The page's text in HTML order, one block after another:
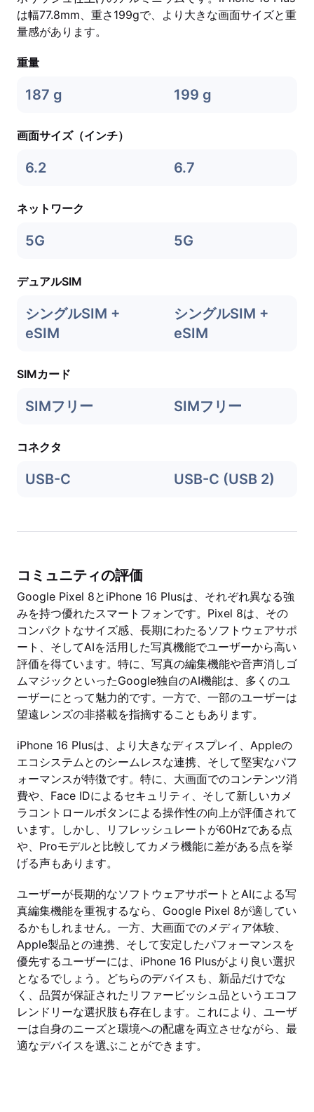
は幅77.8mm、重さ199gで、より大きな画面サイズと重
量感があります。
重量
187 g 199 g
画面サイズ（インチ）
6.2 6.7
ネットワーク
5G 5G
デュアルSIM
シングルSIM +
eSIM
シングルSIM +
eSIM
SIMカード
SIMフリー SIMフリー
コネクタ
USB-C USB-C (USB 2)
コミュニティの評価
Google Pixel 8とiPhone 16 Plusは、それぞれ異なる強
みを持つ優れたスマートフォンです。Pixel 8は、その
コンパクトなサイズ感、長期にわたるソフトウェアサポ
ート、そしてAIを活用した写真機能でユーザーから高い
評価を得ています。特に、写真の編集機能や音声消しゴ
ムマジックといったGoogle独自のAI機能は、多くのユ
ーザーにとって魅力的です。一方で、一部のユーザーは
望遠レンズの非搭載を指摘することもあります。
iPhone 16 Plusは、より大きなディスプレイ、Appleの
エコシステムとのシームレスな連携、そして堅実なパフ
ォーマンスが特徴です。特に、大画面でのコンテンツ消
費や、Face IDによるセキュリティ、そして新しいカメ
ラコントロールボタンによる操作性の向上が評価されて
います。しかし、リフレッシュレートが60Hzである点
や、Proモデルと比較してカメラ機能に差がある点を挙
げる声もあります。
ユーザーが長期的なソフトウェアサポートとAIによる写
真編集機能を重視するなら、Google Pixel 8が適してい
るかもしれません。一方、大画面でのメディア体験、
Apple製品との連携、そして安定したパフォーマンスを
優先するユーザーには、iPhone 16 Plusがより良い選択
となるでしょう。どちらのデバイスも、新品だけでな
く、品質が保証されたリファービッシュ品というエコフ
レンドリーな選択肢も存在します。これにより、ユーザ
ーは自身のニーズと環境への配慮を両立させながら、最
適なデバイスを選ぶことができます。